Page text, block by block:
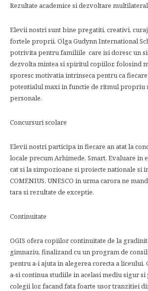
Rezultate academice si dezvoltare
Elevii nostri sunt bine pregatiti, creativi,
fortele proprii. Olga Gudynn International
potrivita pentru familiile care isi doresc un
dezvolta mintea si spiritul copiilor, folosind
sporesc motivatia intrinseca pentru ca
potentialul maxi in functie de ritmul propriu
personale.
Concursuri scolare
Elevii nostri participa in fiecare an atat la
locale precum Arhimede, Smart, Evaluare in
cat si la simpozioane si proiecte nationale si
COMENIUS, UNESCO in urma carora ne
tara si rezultate de exceptie.
Continuitate
OGIS ofera copiilor continuitate de la
gimnaziu, finalizand cu un program de
pentru a-i ajuta in alegerea corecta a liceului.
a-si continua studiile in acelasi mediu sigur
colegii lor, facand fata foarte usor tranzitiei